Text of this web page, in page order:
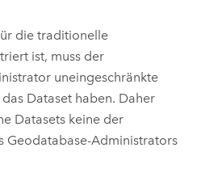
die traditionelle
ist, muss der
uneingeschränkte
Dataset haben. Daher
Datasets keine der
Geodatabase-Administrators